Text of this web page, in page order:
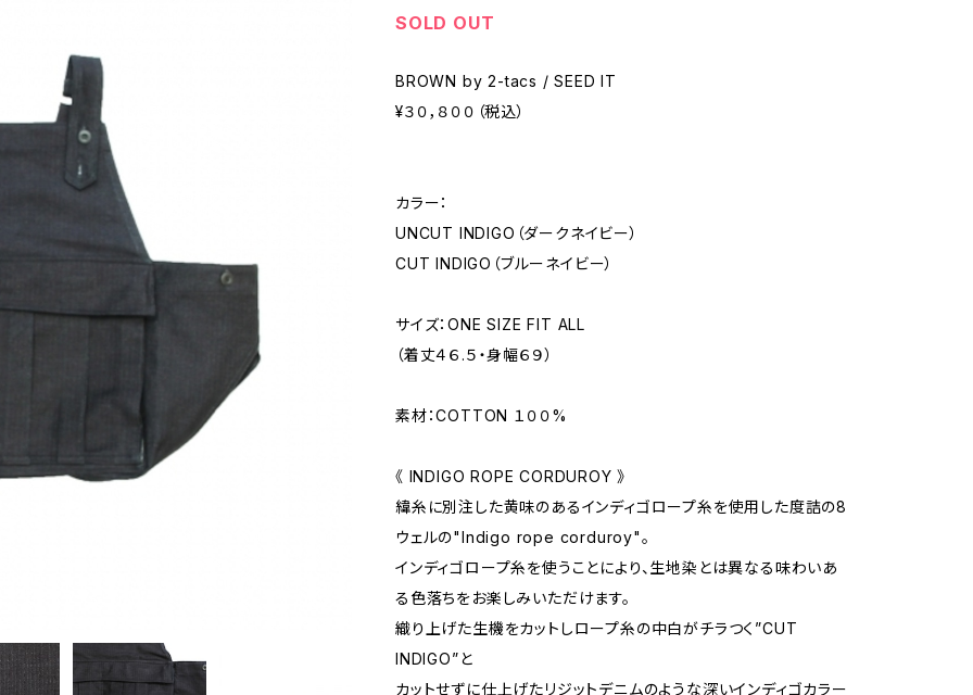
SOLD OUT
BROWN by 2-tacs / SEED IT
¥３０，８００（税込）
カラー：
UNCUT INDIGO（ダークネイビー）
CUT INDIGO（ブルーネイビー）
サイズ：ONE SIZE FIT ALL
（着丈４６.５・身幅６９）
素材：COTTON １００%
《 INDIGO ROPE CORDUROY 》
緯糸に別注した黄味のあるインディゴロープ糸を使用した度詰の8
ウェルの"Indigo rope corduroy"。
インディゴロープ糸を使うことにより、生地染とは異なる味わいあ
る色落ちをお楽しみいただけます。
織り上げた生機をカットしロープ糸の中白がチラつく”CUT
INDIGO”と
カットせずに仕上げたリジットデニムのような深いインディゴカラー